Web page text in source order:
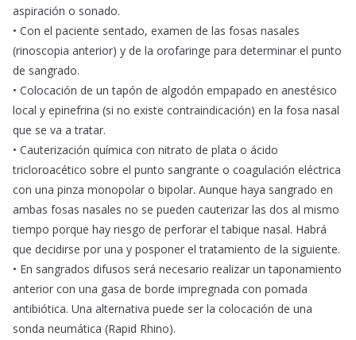
aspiración o sonado.
• Con el paciente sentado, examen de las fosas nasales
(rinoscopia anterior) y de la orofaringe para determinar el punto
de sangrado.
• Colocación de un tapón de algodón empapado en anestésico
local y epinefrina (si no existe contraindicación) en la fosa nasal
que se va a tratar.
• Cauterización química con nitrato de plata o ácido
tricloroacético sobre el punto sangrante o coagulación eléctrica
con una pinza monopolar o bipolar. Aunque haya sangrado en
ambas fosas nasales no se pueden cauterizar las dos al mismo
tiempo porque hay riesgo de perforar el tabique nasal. Habrá
que decidirse por una y posponer el tratamiento de la siguiente.
• En sangrados difusos será necesario realizar un taponamiento
anterior con una gasa de borde impregnada con pomada
antibiótica. Una alternativa puede ser la colocación de una
sonda neumática (Rapid Rhino).